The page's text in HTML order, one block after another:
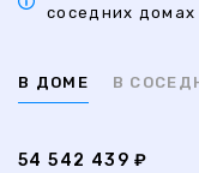
соседних домах
В ДОМЕ В
54 542 439 ₽